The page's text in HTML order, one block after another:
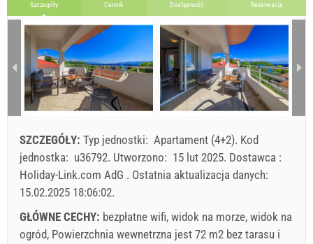
Szczegóły Cennik Dostępność Rezerwacje
SZCZEGÓŁY: Typ jednostki: Apartament (4+2). Kod
jednostka: u36792. Utworzono: 15 lut 2025. Dostawca :
Holiday-Link.com AdG . Ostatnia aktualizacja danych:
15.02.2025 18:06:02.
GŁÓWNE CECHY: bezpłatne wifi, widok na morze, widok na
ogród, Powierzchnia wewnetrzna jest 72 m2 bez tarasu i